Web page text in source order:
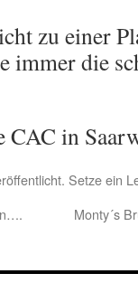
zu einer
immer die
CAC in
Setze ein
Monty´s